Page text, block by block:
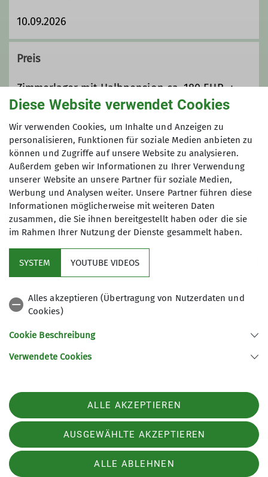
Details
10.09.2026
Preis
Zimmerlager mit Halbpension ca. 180 EUR, +
Fahrtkosten (Fahrgemeinschaft + Kenzenbus)
Maximale Teilnehmeranzahl
8
78628 Rottweil
Telefon +4974129026611
Datenschutz-Einstellungen
Datenschutz
Impressum
Diese Website verwendet Cookies
Wir verwenden Cookies, um Inhalte und Anzeigen zu
personalisieren, Funktionen für soziale Medien anbieten zu
können und Zugriffe auf unsere Website zu analysieren.
Außerdem geben wir Informationen zu Ihrer Verwendung
unserer Website an unsere Partner für soziale Medien,
Werbung und Analysen weiter. Unsere Partner führen diese
Informationen möglicherweise mit weiteren Daten
zusammen, die Sie ihnen bereitgestellt haben oder die sie
im Rahmen Ihrer Nutzung der Dienste gesammelt haben.
SYSTEM YOUTUBE VIDEOS
Alles akzeptieren (Übertragung von Nutzerdaten und
Cookies)
Cookie Beschreibung
Verwendete Cookies
ALLE AKZEPTIEREN
AUSGEWÄHLTE AKZEPTIEREN
ALLE ABLEHNEN